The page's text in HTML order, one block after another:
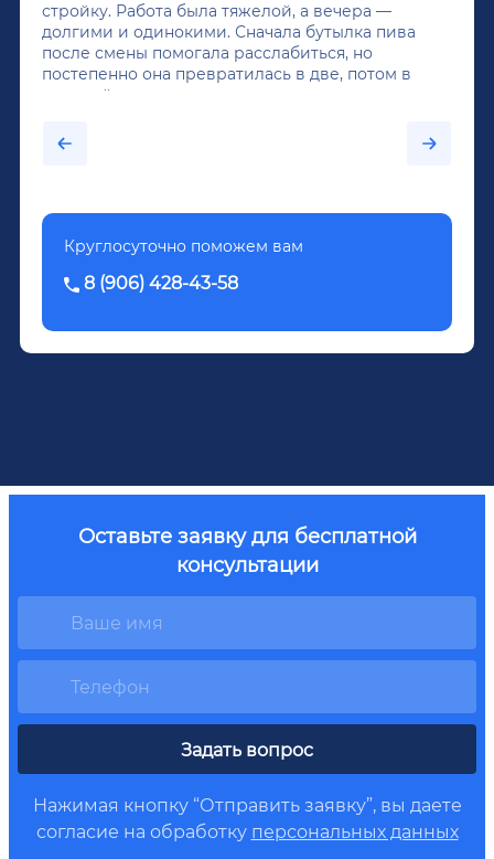
стройку. Работа была тяжелой, а вечера —
долгими и одинокими. Сначала бутылка пива
после смены помогала расслабиться, но
постепенно она превратилась в две, потом в
крепкий алкоголь, и вот он уже пил почти
было назначено кодирование по методу
Довженко.
Круглосуточно поможем вам
8 (906) 428-43-58
Оставьте заявку для бесплатной
консультации
Задать вопрос
Нажимая кнопку “Отправить заявку”, вы даете
согласие на обработку персональных данных